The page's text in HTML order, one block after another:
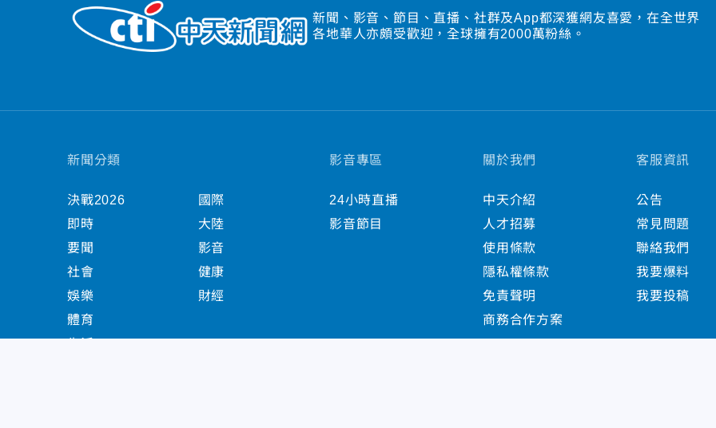
新聞、影音、節目、直播、社群及App都深獲網友喜愛，在全世界
各地華人亦頗受歡迎，全球擁有2000萬粉絲。
新聞分類
決戰2026
即時
要聞
社會
娛樂
體育
國際
大陸
影音
健康
財經
影音專區
24小時直播
影音節目
關於我們
中天介紹
人才招募
使用條款
隱私權條款
免責聲明
商務合作方案
客服資訊
公告
常見問題
聯絡我們
我要爆料
我要投稿